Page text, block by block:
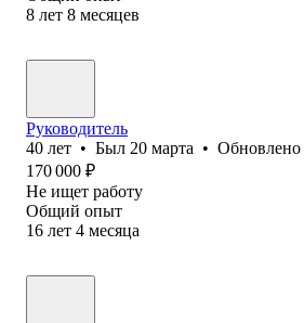
8 лет 8 месяцев
Руководитель
40 лет • Был 20 марта • Обновлено
170 000 ₽
Не ищет работу
Общий опыт
16 лет 4 месяца